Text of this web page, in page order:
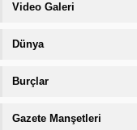
Video Galeri
Dünya
Burçlar
Gazete Manşetleri